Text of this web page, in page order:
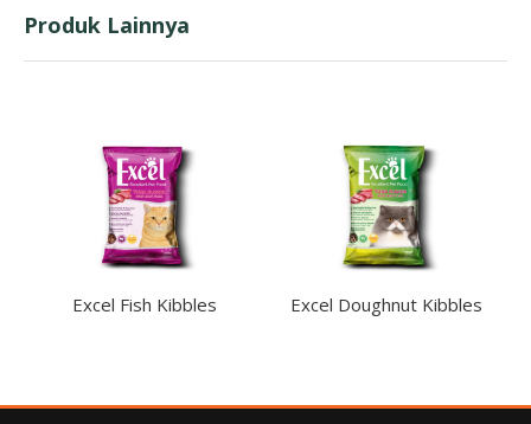
Produk Lainnya
Excel Fish Kibbles Excel Doughnut Kibbles